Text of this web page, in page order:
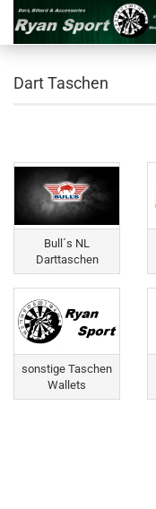
Dart Taschen
Bull´s NL
Darttaschen
sonstige Taschen
Wallets